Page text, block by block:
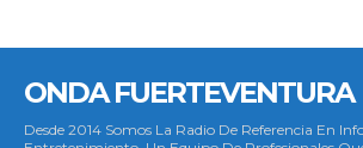
ONDA FUERTEVENTURA
Desde 2014 Somos La Radio De Referencia En